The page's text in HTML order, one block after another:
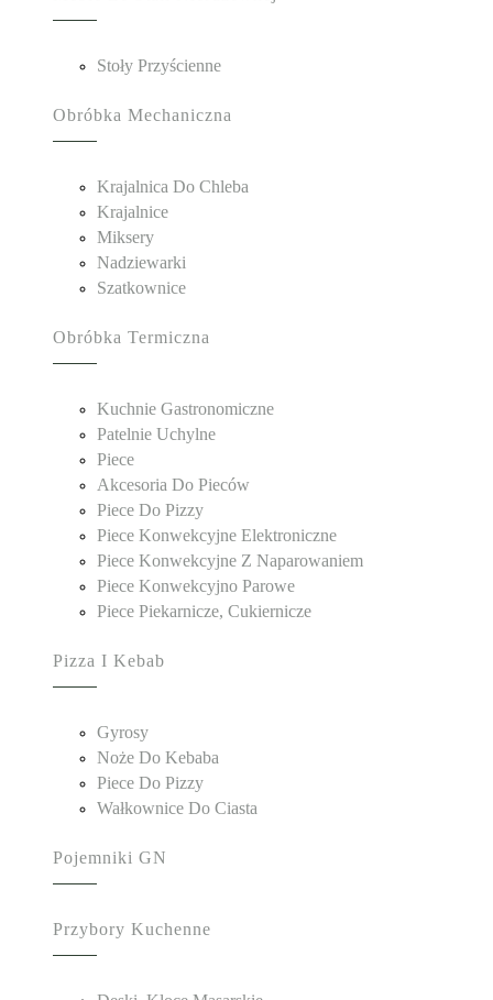
Stoły Przyścienne
Obróbka Mechaniczna
Krajalnica Do Chleba
Krajalnice
Miksery
Nadziewarki
Szatkownice
Obróbka Termiczna
Kuchnie Gastronomiczne
Patelnie Uchylne
Piece
Akcesoria Do Pieców
Piece Do Pizzy
Piece Konwekcyjne Elektroniczne
Piece Konwekcyjne Z Naparowaniem
Piece Konwekcyjno Parowe
Piece Piekarnicze, Cukiernicze
Pizza I Kebab
Gyrosy
Noże Do Kebaba
Piece Do Pizzy
Wałkownice Do Ciasta
Pojemniki GN
Przybory Kuchenne